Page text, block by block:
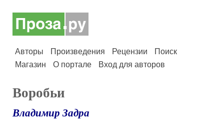
Авторы Произведения Рецензии
Поиск
Магазин
О портале Вход для авторов
Воробьи
Владимир Задра